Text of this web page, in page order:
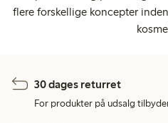
flere forskellige koncepter
30 dages returret
For produkter på udsalg